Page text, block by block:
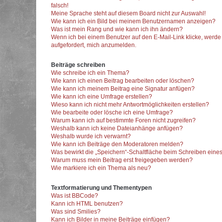
falsch!
Meine Sprache steht auf diesem Board nicht zur Auswahl!
Wie kann ich ein Bild bei meinem Benutzernamen anzeigen?
Was ist mein Rang und wie kann ich ihn ändern?
Wenn ich bei einem Benutzer auf den E-Mail-Link klicke,
aufgefordert, mich anzumelden.
Beiträge schreiben
Wie schreibe ich ein Thema?
Wie kann ich einen Beitrag bearbeiten oder löschen?
Wie kann ich meinem Beitrag eine Signatur anfügen?
Wie kann ich eine Umfrage erstellen?
Wieso kann ich nicht mehr Antwortmöglichkeiten erstellen?
Wie bearbeite oder lösche ich eine Umfrage?
Warum kann ich auf bestimmte Foren nicht zugreifen?
Weshalb kann ich keine Dateianhänge anfügen?
Weshalb wurde ich verwarnt?
Wie kann ich Beiträge den Moderatoren melden?
Was bewirkt die „Speichern“-Schaltfläche beim Schreiben
Warum muss mein Beitrag erst freigegeben werden?
Wie markiere ich ein Thema als neu?
Textformatierung und Thementypen
Was ist BBCode?
Kann ich HTML benutzen?
Was sind Smilies?
Kann ich Bilder in meine Beiträge einfügen?